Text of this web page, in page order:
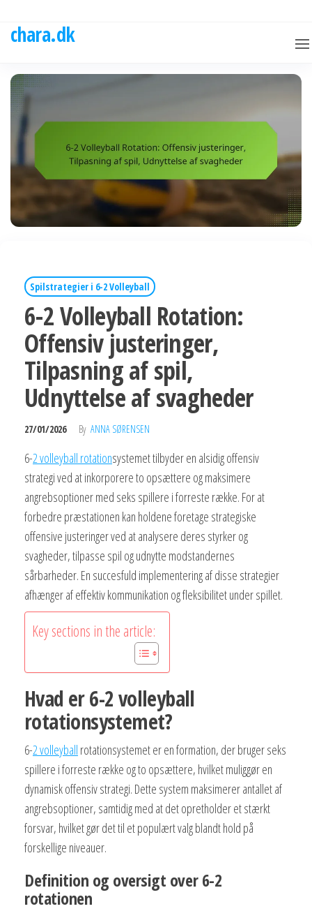
chara.dk
Spilstrategier i 6-2 Volleyball
6-2 Volleyball Rotation:
Offensiv justeringer,
Tilpasning af spil,
Udnyttelse af svagheder
27/01/2026 By ANNA SØRENSEN
6-2 volleyball rotationsystemet tilbyder en alsidig offensiv
strategi ved at inkorporere to opsættere og maksimere
angrebsoptioner med seks spillere i forreste række. For at
forbedre præstationen kan holdene foretage strategiske
offensive justeringer ved at analysere deres styrker og
svagheder, tilpasse spil og udnytte modstandernes
sårbarheder. En succesfuld implementering af disse strategier
afhænger af effektiv kommunikation og fleksibilitet under spillet.
Key sections in the article:
Hvad er 6-2 volleyball
rotationsystemet?
6-2 volleyball rotationsystemet er en formation, der bruger seks
spillere i forreste række og to opsættere, hvilket muliggør en
dynamisk offensiv strategi. Dette system maksimerer antallet af
angrebsoptioner, samtidig med at det opretholder et stærkt
forsvar, hvilket gør det til et populært valg blandt hold på
forskellige niveauer.
Definition og oversigt over 6-2
rotationen